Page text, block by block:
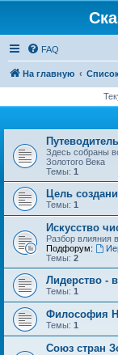
FAQ
На главную
Здесь собраны
Золотого Века
Темы: 1
Цель
Темы: 1
Искусство
Разбор влияния
Подфорум:
Темы: 2
Лидерство -
Темы: 1
Философия
Темы: 1
Cоюз стран